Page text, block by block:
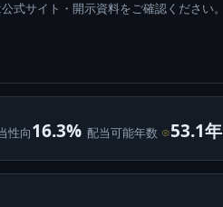
式サイト・開示資料をご確認ください。
性向16.3% 配当可能年数 ⊙53.1年